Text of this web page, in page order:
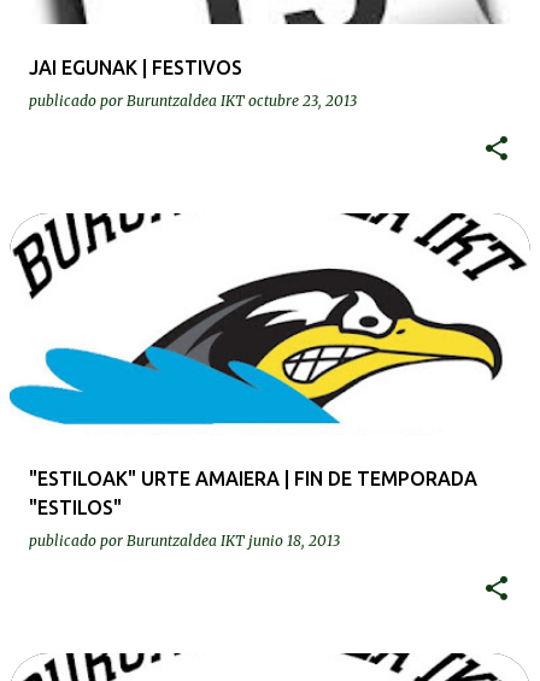
JAI EGUNAK | FESTIVOS
publicado por Buruntzaldea IKT octubre 23, 2013
"ESTILOAK" URTE AMAIERA | FIN DE TEMPORADA
"ESTILOS"
publicado por Buruntzaldea IKT junio 18, 2013